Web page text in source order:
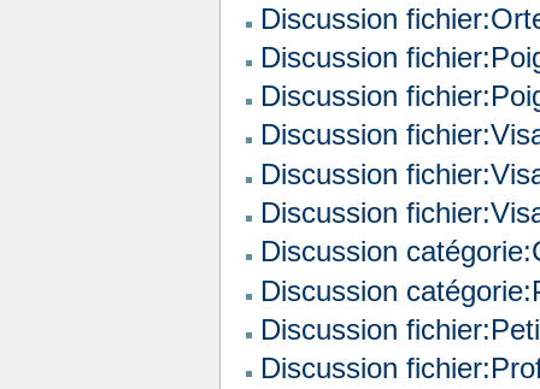
Discussion
Discussion
Discussion
Discussion
Discussion
Discussion
Discussion
Discussion
Discussion
Discussion